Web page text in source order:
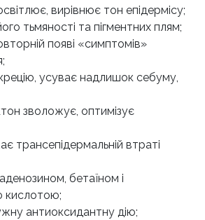
вирівнює тон епідермісу;
тьмяності та пігментних плям;
появі «симптомів»
усуває надлишок себуму,
зволожує, оптимізує
трансепідермальній втраті
бетаїном і
кислотою;
антиоксидантну дію;